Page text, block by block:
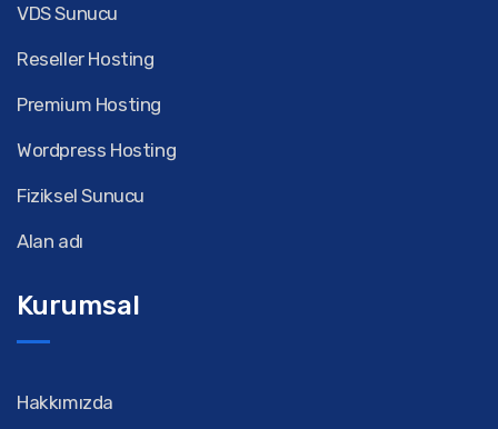
VDS Sunucu
Reseller Hosting
Premium Hosting
Wordpress Hosting
Fiziksel Sunucu
Alan adı
Kurumsal
Hakkımızda